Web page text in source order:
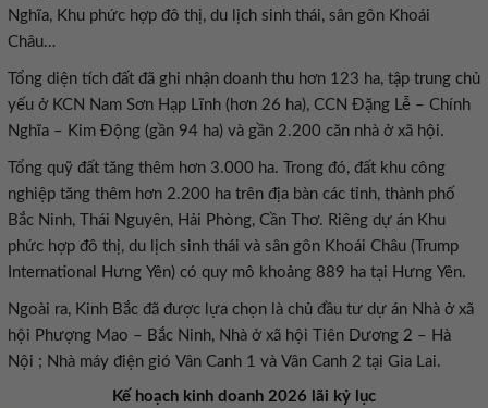
Nghĩa, Khu phức hợp đô thị, du lịch sinh thái, sân gôn Khoái
Châu…
Tổng diện tích đất đã ghi nhận doanh thu hơn 123 ha, tập trung chủ
yếu ở KCN Nam Sơn Hạp Lĩnh (hơn 26 ha), CCN Đặng Lễ – Chính
Nghĩa – Kim Động (gần 94 ha) và gần 2.200 căn nhà ở xã hội.
Tổng quỹ đất tăng thêm hơn 3.000 ha. Trong đó, đất khu công
nghiệp tăng thêm hơn 2.200 ha trên địa bàn các tỉnh, thành phố
Bắc Ninh, Thái Nguyên, Hải Phòng, Cần Thơ. Riêng dự án Khu
phức hợp đô thị, du lịch sinh thái và sân gôn Khoái Châu (Trump
International Hưng Yên) có quy mô khoảng 889 ha tại Hưng Yên.
Ngoài ra, Kinh Bắc đã được lựa chọn là chủ đầu tư dự án Nhà ở xã
hội Phượng Mao – Bắc Ninh, Nhà ở xã hội Tiên Dương 2 – Hà
Nội ; Nhà máy điện gió Vân Canh 1 và Vân Canh 2 tại Gia Lai.
Kế hoạch kinh doanh 2026 lãi kỷ lục